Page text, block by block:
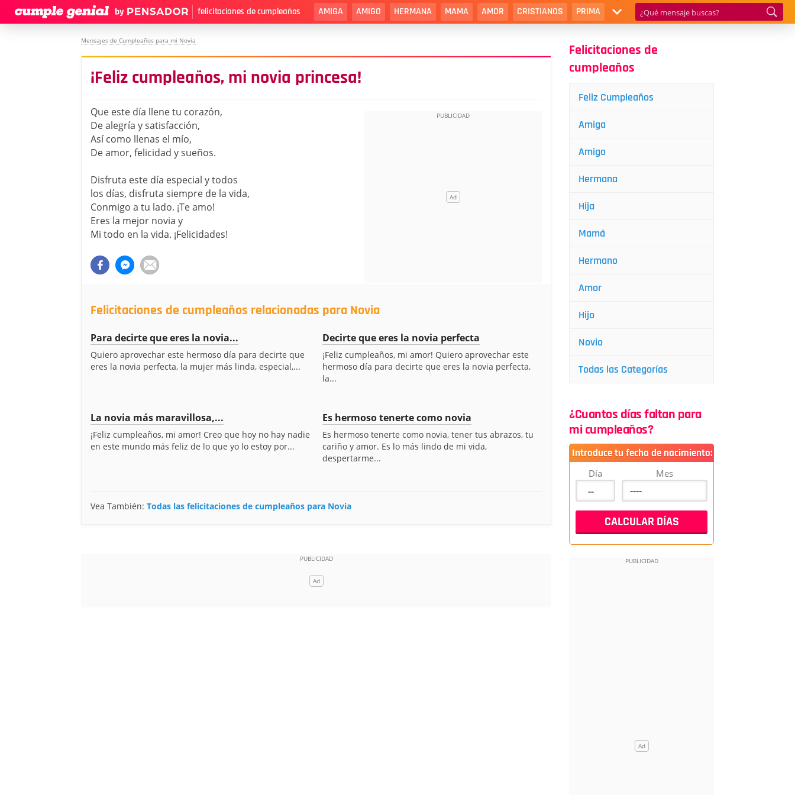
felicitaciones de cumpleaños AMIGA AMIGO HERMANA MAMA AMOR CRISTIANOS PRIMA
Mensajes de Cumpleaños para mi Novia
¡Feliz cumpleaños, mi novia princesa!
Que este día llene tu corazón,
De alegría y satisfacción,
Así como llenas el mío,
De amor, felicidad y sueños.
Disfruta este día especial y todos
los días, disfruta siempre de la vida,
Conmigo a tu lado. ¡Te amo!
Eres la mejor novia y
Mi todo en la vida. ¡Felicidades!
Felicitaciones de cumpleaños relacionadas para Novia
Para decirte que eres la novia...
Quiero aprovechar este hermoso día para decirte que
eres la novia perfecta, la mujer más linda, especial,...
Decirte que eres la novia perfecta
¡Feliz cumpleaños, mi amor! Quiero aprovechar este
hermoso día para decirte que eres la novia perfecta,
la...
La novia más maravillosa,...
¡Feliz cumpleaños, mi amor! Creo que hoy no hay nadie
en este mundo más feliz de lo que yo lo estoy por...
Es hermoso tenerte como novia
Es hermoso tenerte como novia, tener tus abrazos, tu
cariño y amor. Es lo más lindo de mi vida,
despertarme...
Vea También: Todas las felicitaciones de cumpleaños para Novia
Felicitaciones de
cumpleaños
Feliz Cumpleaños
Amiga
Amigo
Hermana
Hija
Mamá
Hermano
Amor
Hijo
Novio
Todas las Categorías
¿Cuantos días faltan para
mi cumpleaños?
Introduce tu fecha de nacimiento:
Día Mes